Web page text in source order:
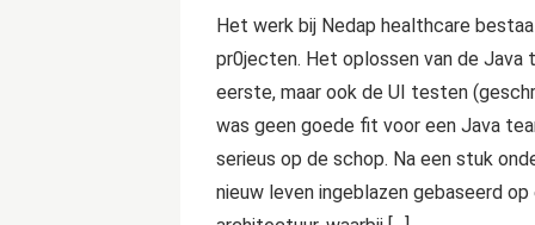
Het werk bij Nedap healthcare
pr0jecten. Het oplossen van de Java
eerste, maar ook de UI testen
was geen goede fit voor een Java
serieus op de schop. Na een stuk
nieuw leven ingeblazen gebaseerd op